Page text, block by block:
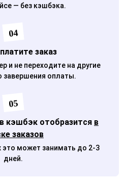
— без кэшбэка.
04
заказ
и не переходите на другие
завершения оплаты.
05
кэшбэк отобразится в
заказов
это может занимать до 2-3
дней.